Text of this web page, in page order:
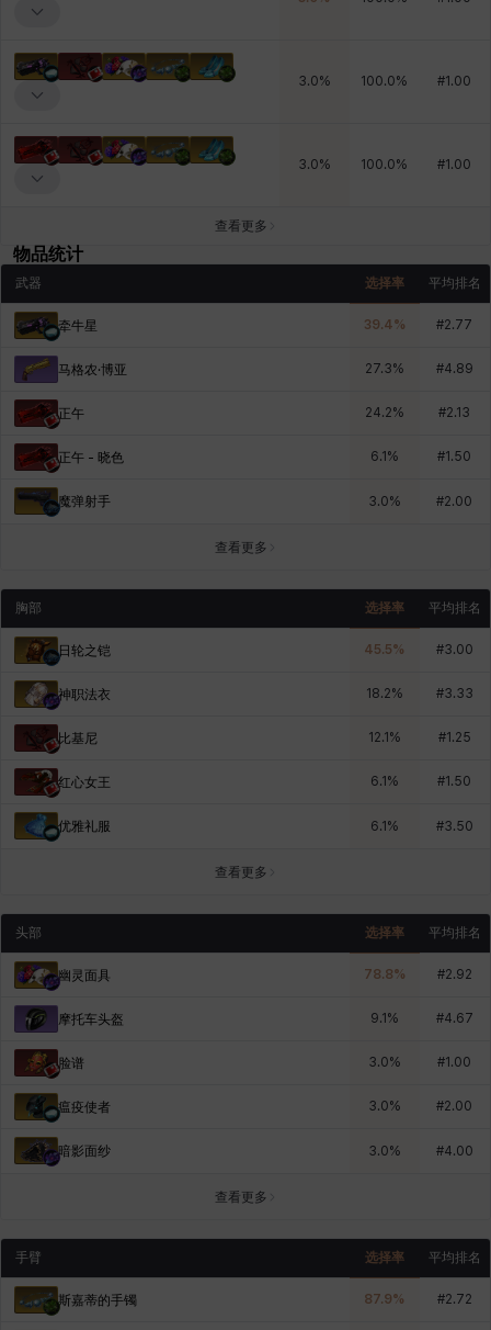
3.0% 100.0% #1.00
3.0% 100.0% #1.00
查看更多
物品统计
武器 选择率 平均排名
牵牛星 39.4% #2.77
马格农·博亚 27.3% #4.89
正午 24.2% #2.13
正午 - 晓色 6.1 % #1.50
魔弹射手 3.0% #2.00
查看更多
胸部 选择率 平均排名
日轮之铠 45.5% #3.00
神职法衣 18.2% #3.33
比基尼 12.1 % #1.25
红心女王 6.1 % #1.50
优雅礼服 6.1 % #3.50
查看更多
头部 选择率 平均排名
幽灵面具 78.8% #2.92
摩托车头盔 9.1 % #4.67
脸谱 3.0% #1.00
瘟疫使者 3.0% #2.00
暗影面纱 3.0% #4.00
查看更多
手臂 选择率 平均排名
斯嘉蒂的手镯 87.9% #2.72